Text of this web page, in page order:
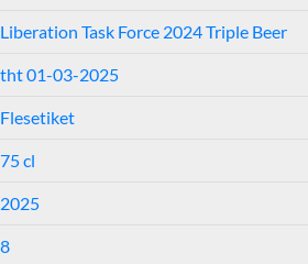
Liberation Task Force 2024 Triple Beer
tht 01-03-2025
Flesetiket
75 cl
2025
8